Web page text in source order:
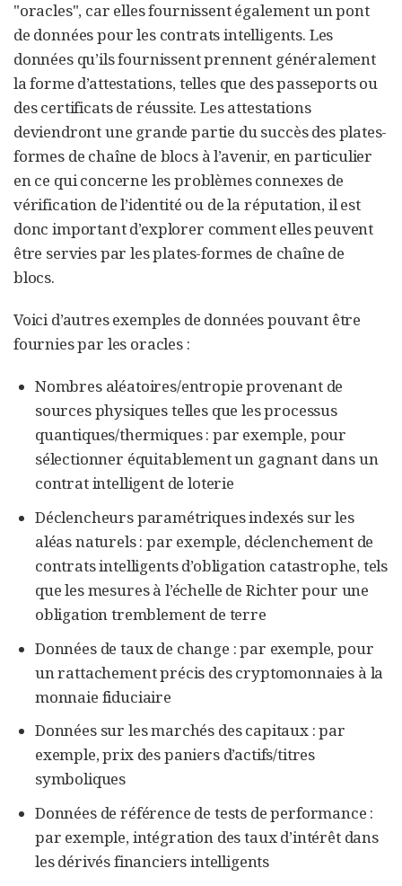
"oracles", car elles fournissent également un pont
de données pour les contrats intelligents. Les
données qu’ils fournissent prennent généralement
la forme d’attestations, telles que des passeports ou
des certificats de réussite. Les attestations
deviendront une grande partie du succès des plates-
formes de chaîne de blocs à l’avenir, en particulier
en ce qui concerne les problèmes connexes de
vérification de l’identité ou de la réputation, il est
donc important d’explorer comment elles peuvent
être servies par les plates-formes de chaîne de
blocs.
Voici d’autres exemples de données pouvant être
fournies par les oracles :
Nombres aléatoires/entropie provenant de
sources physiques telles que les processus
quantiques/thermiques : par exemple, pour
sélectionner équitablement un gagnant dans un
contrat intelligent de loterie
Déclencheurs paramétriques indexés sur les
aléas naturels : par exemple, déclenchement de
contrats intelligents d’obligation catastrophe, tels
que les mesures à l’échelle de Richter pour une
obligation tremblement de terre
Données de taux de change : par exemple, pour
un rattachement précis des cryptomonnaies à la
monnaie fiduciaire
Données sur les marchés des capitaux : par
exemple, prix des paniers d’actifs/titres
symboliques
Données de référence de tests de performance :
par exemple, intégration des taux d’intérêt dans
les dérivés financiers intelligents